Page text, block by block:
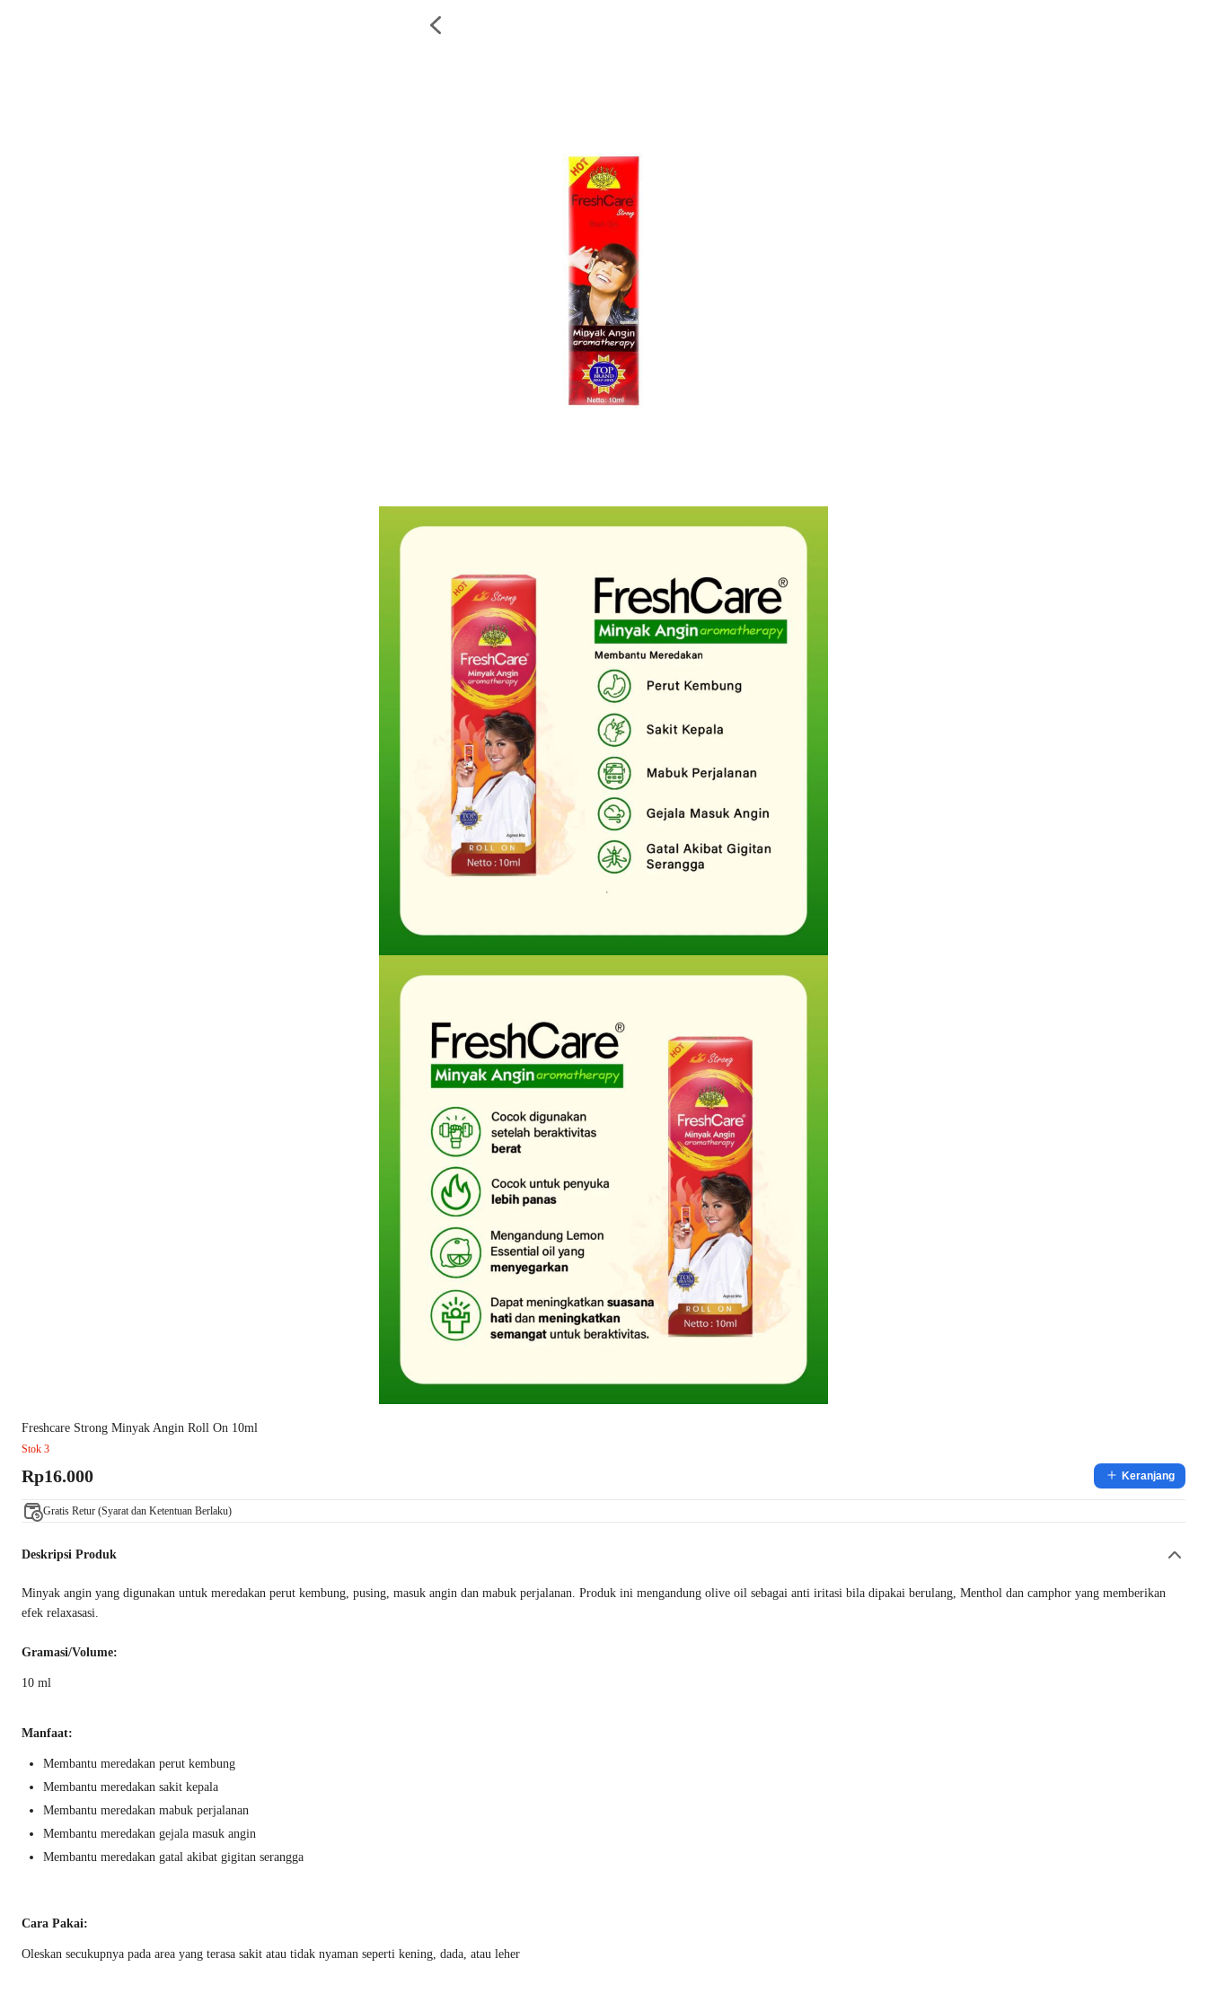
Freshcare Strong Minyak Angin Roll On 10ml
Stok 3
Rp16.000 Keranjang
Gratis Retur (Syarat dan Ketentuan Berlaku)
Deskripsi Produk
Minyak angin yang digunakan untuk meredakan perut kembung, pusing, masuk angin dan mabuk perjalanan. Produk ini mengandung olive oil sebagai anti iritasi bila dipakai berulang, Menthol dan camphor yang memberikan
efek relaxasasi.
Gramasi/Volume:
10 ml
Manfaat:
Membantu meredakan perut kembung
Membantu meredakan sakit kepala
Membantu meredakan mabuk perjalanan
Membantu meredakan gejala masuk angin
Membantu meredakan gatal akibat gigitan serangga
Cara Pakai:
Oleskan secukupnya pada area yang terasa sakit atau tidak nyaman seperti kening, dada, atau leher